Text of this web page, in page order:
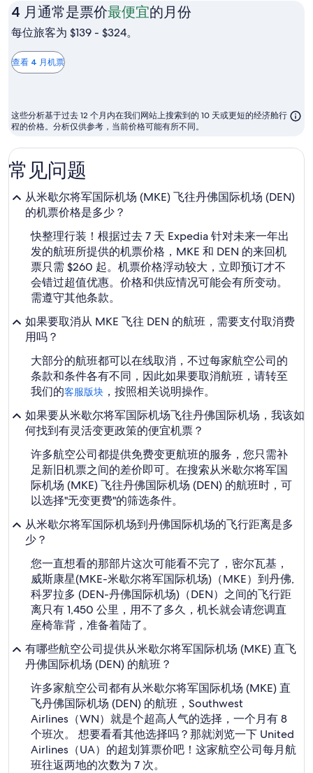
4 月通常是票价最便宜的月份4
价
最
便
月
每位旅客为 $139 - $324。
查看 4 月机票
这些分析基于过去 12 个月内在我们网站上搜索到的 10 天或更短的经济舱行
程的价格。分析仅供参考，当前价格可能有所不同。
常见问题
从米歇尔将军国际机场 (MKE) 飞往丹佛国际机场 (DEN)
的机票价格是多少？
快整理行装！根据过去 7 天 Expedia 针对未来一年出
发的航班所提供的机票价格，MKE 和 DEN 的来回机
票只需 $260 起。机票价格浮动较大，立即预订才不
会错过超值优惠。价格和供应情况可能会有所变动。
需遵守其他条款。
如果要取消从 MKE 飞往 DEN 的航班，需要支付取消费
用吗？
大部分的航班都可以在线取消，不过每家航空公司的
条款和条件各有不同，因此如果要取消航班，请转至
我们的客服版块 ，按照相关说明操作。
如果要从米歇尔将军国际机场飞往丹佛国际机场，我该如
何找到有灵活变更政策的便宜机票？
许多航空公司都提供免费变更航班的服务，您只需补
足新旧机票之间的差价即可。在搜索从米歇尔将军国
际机场 (MKE) 飞往丹佛国际机场 (DEN) 的航班时，可
以选择"无变更费"的筛选条件。
从米歇尔将军国际机场到丹佛国际机场的飞行距离是多
少？
您一直想看的那部片这次可能看不完了，密尔瓦基，
威斯康星(MKE-米歇尔将军国际机场)（MKE）到丹佛,
科罗拉多 (DEN-丹佛国际机场)（DEN）之间的飞行距
离只有 1,450 公里，用不了多久，机长就会请您调直
座椅靠背，准备着陆了。
有哪些航空公司提供从米歇尔将军国际机场 (MKE) 直飞
丹佛国际机场 (DEN) 的航班？
许多家航空公司都有从米歇尔将军国际机场 (MKE) 直
飞丹佛国际机场 (DEN) 的航班，Southwest
Airlines（WN）就是个超高人气的选择，一个月有 8
个班次。 想要看看其他选择吗？那就浏览一下 United
Airlines（UA）的超划算票价吧！这家航空公司每月航
班往返两地的次数为 7 次。